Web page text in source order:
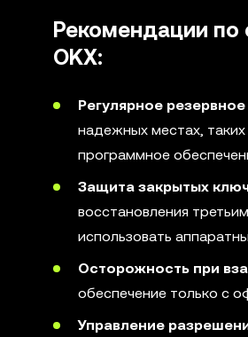
Рекомендации по
OKX:
Регулярное
надежных местах,
программное
Защита закрытых
восстановления
использовать
Осторожность при
обеспечение только с
Управление